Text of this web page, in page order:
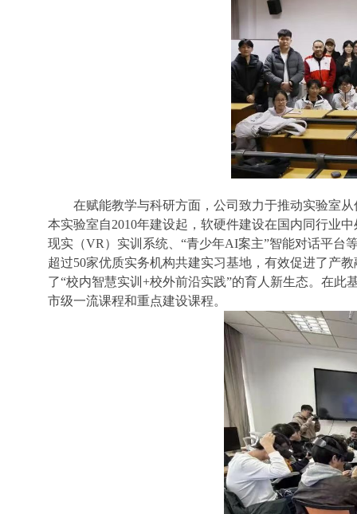
在赋能教学与科研方面，公司致力于推动实验室
本实验室自2010年建设起，软硬件建设在国内同行业
现实（VR）实训系统、“青少年AI案主”智能对话平台
超过50家优质实务机构共建实习基地，有效促进了产
了“校内智慧实训+校外前沿实践”的育人新生态。在
市级一流课程和重点建设课程。